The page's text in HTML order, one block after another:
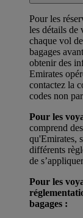
Pour les
les détails de
chaque vol
bagages
obtenir des
Emirates
contactez la
codes non
Pour les
comprend
qu'Emirates,
différents
de
Pour les
bagages :